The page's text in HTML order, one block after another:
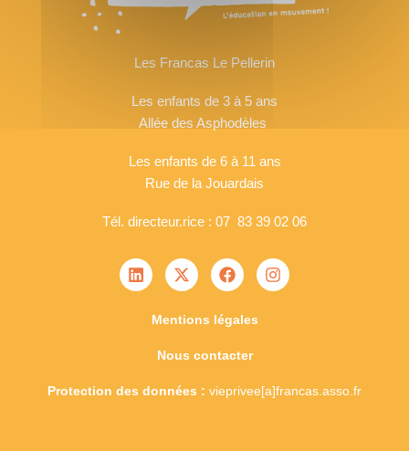
Les Francas Le Pellerin
Les enfants de 3 à 5 ans
Allée des Asphodèles
Les enfants de 6 à 11 ans
Rue de la Jouardais
Tél. directeur.rice : 07 83 39 02 06
Mentions légales
Nous contacter
Protection des données : vieprivee[a]francas.asso.fr